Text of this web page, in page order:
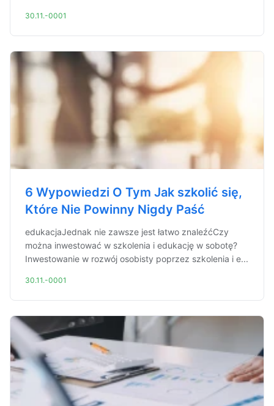
30.11.-0001
6 Wypowiedzi O Tym Jak szkolić się,
Które Nie Powinny Nigdy Paść
edukacjaJednak nie zawsze jest łatwo znaleźćCzy
można inwestować w szkolenia i edukację w sobotę?
Inwestowanie w rozwój osobisty poprzez szkolenia i e...
30.11.-0001